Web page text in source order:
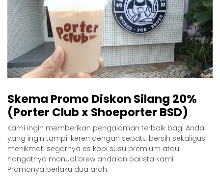
Skema Promo Diskon Silang 20%
(Porter Club x Shoeporter BSD)
Kami ingin memberikan pengalaman terbaik bagi Anda
yang ingin tampil keren dengan sepatu bersih sekaligus
menikmati segarnya es kopi susu premium atau
hangatnya manual brew andalan barista kami.
Promonya berlaku dua arah: